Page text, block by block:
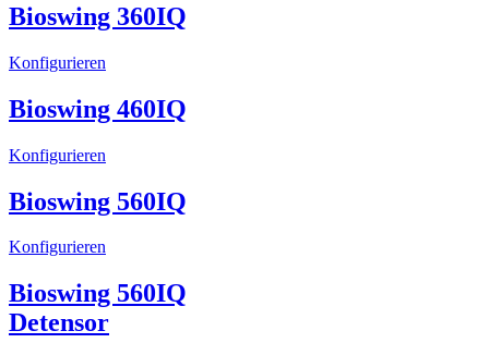
Bioswing 360IQ
Konfigurieren
Bioswing 460IQ
Konfigurieren
Bioswing 560IQ
Konfigurieren
Bioswing 560IQ
Detensor